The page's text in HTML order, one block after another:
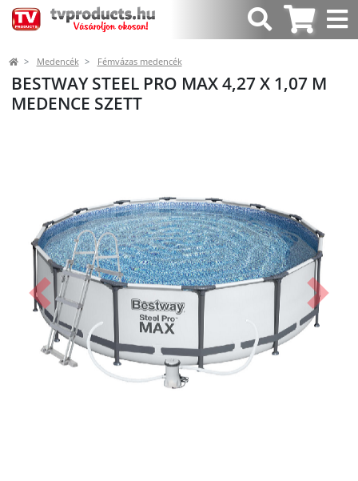
Medencék Fémvázas medencék
BESTWAY STEEL PRO MAX 4,27 X 1,07 M
MEDENCE SZETT
Előző